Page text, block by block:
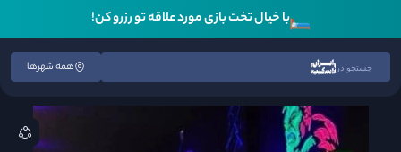
🛏️با خیال تخت بازی مورد علاقه تو رزرو کن!
جستجو در همه شهرها